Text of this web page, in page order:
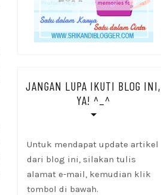
JANGAN LUPA IKUTI BLOG INI,
YA! ^_^
Untuk mendapat update artikel
dari blog ini, silakan tulis
alamat e-mail, kemudian klik
tombol di bawah.